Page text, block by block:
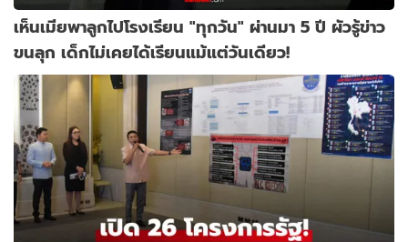
เห็นเมียพาลูกไปโรงเรียน "ทุกวัน" ผ่านมา 5 ปี ผัวรู้ข่าว
ขนลุก เด็กไม่เคยได้เรียนแม้แต่วันเดียว!